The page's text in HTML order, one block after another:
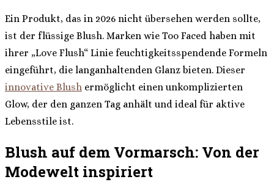
Ein Produkt, das in 2026 nicht übersehen werden sollte,
ist der flüssige Blush. Marken wie Too Faced haben mit
ihrer „Love Flush“ Linie feuchtigkeitsspendende Formeln
eingeführt, die langanhaltenden Glanz bieten. Dieser
innovative Blush ermöglicht einen unkomplizierten
Glow, der den ganzen Tag anhält und ideal für aktive
Lebensstile ist.
Blush auf dem Vormarsch: Von der
Modewelt inspiriert